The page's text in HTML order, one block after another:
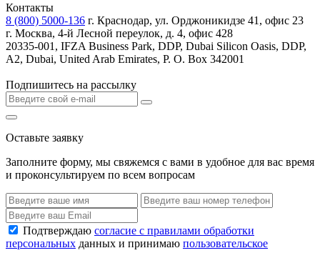
Контакты
8 (800) 5000-136 г. Краснодар, ул. Орджоникидзе 41, офис 23
г. Москва, 4-й Лесной переулок, д. 4, офис 428
20335-001, IFZA Business Park, DDP, Dubai Silicon Oasis, DDP,
A2, Dubai, United Arab Emirates, P. O. Box 342001
Подпишитесь на рассылку
Оставьте заявку
Заполните форму, мы свяжемся с вами в удобное для вас время
и проконсультируем по всем вопросам
Подтверждаю согласие с правилами обработки
персональных данных и принимаю пользовательское